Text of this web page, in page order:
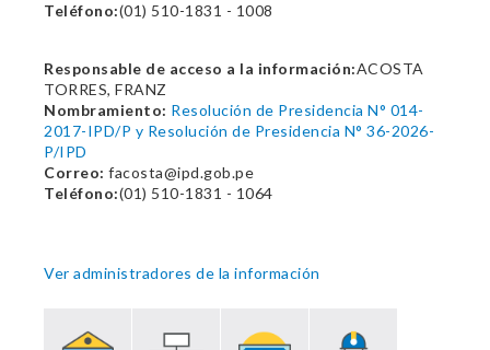
Teléfono:(01) 510-1831 - 1008
Responsable de acceso a la información:ACOSTA
TORRES, FRANZ
Nombramiento: Resolución de Presidencia N° 014-
2017-IPD/P y Resolución de Presidencia N° 36-2026-
P/IPD
Correo: facosta@ipd.gob.pe
Teléfono:(01) 510-1831 - 1064
Ver administradores de la información